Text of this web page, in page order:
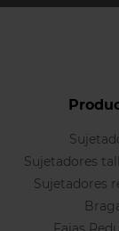
Sujetadores
Sujetadores